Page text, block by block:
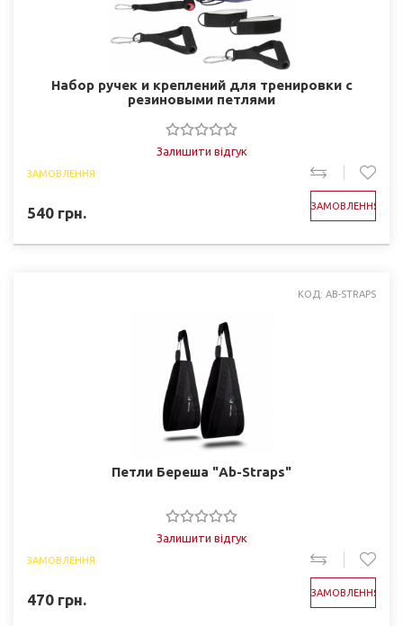
Набор ручек и креплений для тренировки с
резиновыми петлями
Залишити відгук
ЗАМОВЛЕННЯ
540 грн. ЗАМОВЛЕННЯ
КОД: AB-STRAPS
Петли Береша "Ab-Straps"
Залишити відгук
ЗАМОВЛЕННЯ
470 грн. ЗАМОВЛЕННЯ